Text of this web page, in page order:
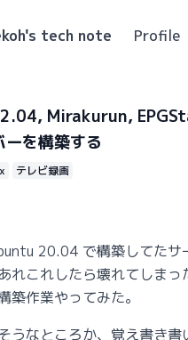
tech note Profile
Mirakurun,
ーを構築する
テレビ録画
20.04 で構築してたサ
れこれしたら壊れてしま
築作業やってみた。
うなところか、覚え書き書